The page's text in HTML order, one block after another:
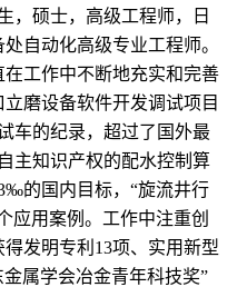
硕士，高级工程师，日
自动化高级专业工程师。
工作中不断地充实和完善
磨设备软件开发调试项目
车的纪录，超过了国外最
主知识产权的配水控制算
的国内目标，“旋流井行
应用案例。工作中注重创
发明专利13项、实用新型
属学会冶金青年科技奖”